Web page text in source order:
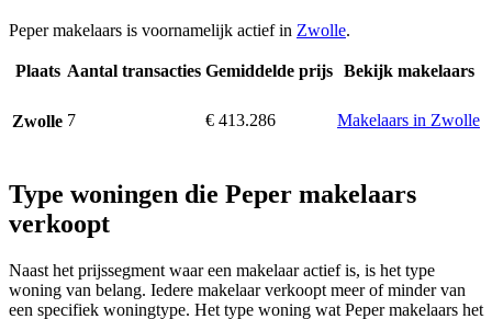
Peper makelaars is voornamelijk actief in Zwolle.
Plaats Aantal transacties Gemiddelde prijs Bekijk makelaars
Zwolle 7 € 413.286 Makelaars in Zwolle
Type woningen die Peper makelaars
verkoopt
Naast het prijssegment waar een makelaar actief is, is het type
woning van belang. Iedere makelaar verkoopt meer of minder van
een specifiek woningtype. Het type woning wat Peper makelaars het